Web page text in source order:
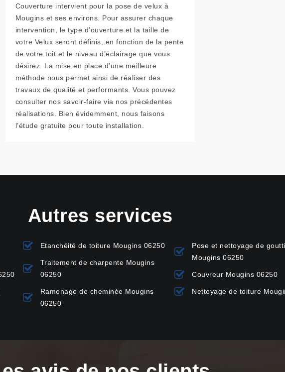
Couverture intervient pour la pose de velux à
Mougins et ses environs. Pour assurer chaque
intervention, le type d’ouverture et la taille de
votre Velux seront définis, en fonction de la pente
de votre toit et le niveau d’éclairage que vous
désirez. La mise en place d’une meilleure
méthode nous permet ainsi de réaliser des
travaux de qualité et performants. Vous pouvez
consulter nos savoir-faire via nos précédentes
réalisations. Bien évidemment, nous faisons
l’étude gratuite pour toute installation.
Autres services
Etanchéité de toiture Mougins 06250
Traitement de charpente Mougins
06250
Ramonage de cheminée Mougins
06250
Pose et nettoyage de
Mougins 06250
Couvreur Mougins 06250
Nettoyage de toiture